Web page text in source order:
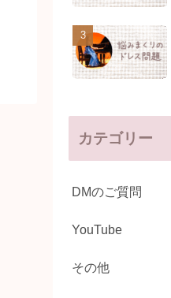
カテゴリー
DMのご質問
YouTube
その他